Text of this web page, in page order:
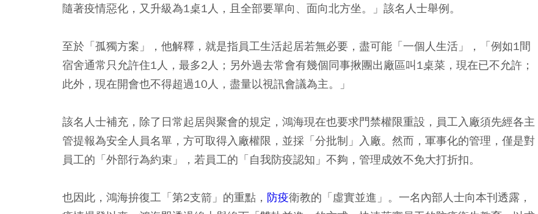
隨著疫情惡化，又升級為1桌1人，且全部要單向、面向北方坐。」該名人士舉例。
至於「孤獨方案」，他解釋，就是指員工生活起居若無必要，盡可能「一個人生活」，「例如1間
宿舍通常只允許住1人，最多2人；另外過去常會有幾個同事揪團出廠區叫1桌菜，現在已不允許；
此外，現在開會也不得超過10人，盡量以視訊會議為主。」
該名人士補充，除了日常起居與聚會的規定，鴻海現在也要求門禁權限重設，員工入廠須先經各主
管提報為安全人員名單，方可取得入廠權限，並採「分批制」入廠。然而，軍事化的管理，僅是對
員工的「外部行為約束」，若員工的「自我防疫認知」不夠，管理成效不免大打折扣。
也因此，鴻海拚復工「第2支箭」的重點， 防疫衛教的「虛實並進」。一名內部人士向本刊透露，